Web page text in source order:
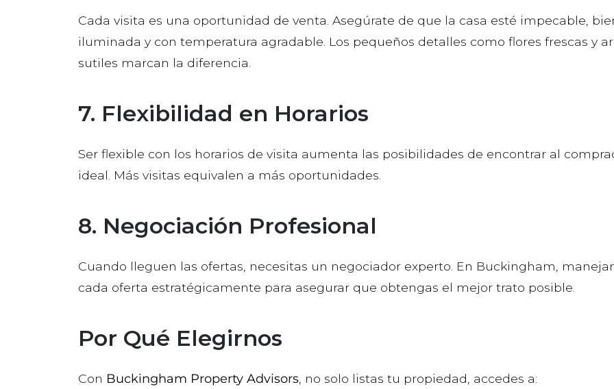
Cada visita es una oportunidad de venta. Asegúrate de que la casa esté impecable,
iluminada y con temperatura agradable. Los pequeños detalles como flores frescas y
sutiles marcan la diferencia.
7. Flexibilidad en Horarios
Ser flexible con los horarios de visita aumenta las posibilidades de encontrar al
ideal. Más visitas equivalen a más oportunidades.
8. Negociación Profesional
Cuando lleguen las ofertas, necesitas un negociador experto. En Buckingham,
cada oferta estratégicamente para asegurar que obtengas el mejor trato posible.
Por Qué Elegirnos
Con Buckingham Property Advisors , no solo listas tu propiedad, accedes a: